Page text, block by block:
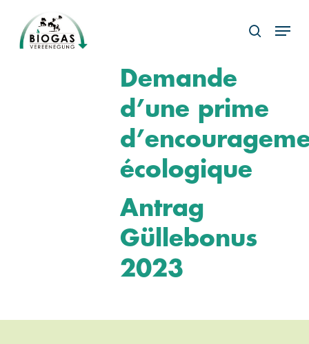
main
search
Demande
d’une prime
écologique
Antrag
Güllebonus
2023